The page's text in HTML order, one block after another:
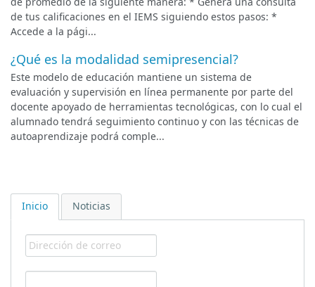
Inicio Noticias
de tus calificaciones en el IEMS siguiendo estos pasos: *
Accede a la pági...
¿Qué es la modalidad semipresencial?
Este modelo de educación mantiene un sistema de
evaluación y supervisión en línea permanente por parte del
docente apoyado de herramientas tecnológicas, con lo cual el
alumnado tendrá seguimiento continuo y con las técnicas de
autoaprendizaje podrá comple...